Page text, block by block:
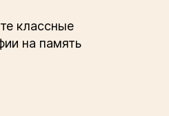
классные
на память